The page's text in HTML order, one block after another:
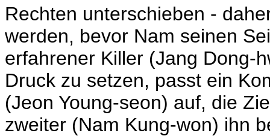
Rechten unterschieben -
werden, bevor Nam seinen
erfahrener Killer (Jang Dong-
Druck zu setzen, passt ein
(Jeon Young-seon) auf, die
zweiter (Nam Kung-won) ihn